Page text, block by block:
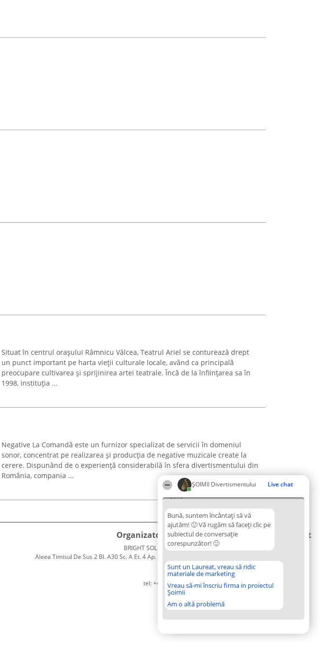
ŞOIMII Divertismentului Live chat
23:18
Bună, suntem încântați să vă
ajutăm! 🙂 Vă rugăm să faceți clic pe
subiectul de conversație
corespunzător! 🙂
Sunt un Laureat, vreau să ridic
materiale de marketing
Vreau să-mi înscriu firma in proiectul
Șoimii
Am o altă problemă
Situat în centrul orașului Râmnicu Vâlcea, Teatrul Ariel se conturează drept
un punct important pe harta vieții culturale locale, având ca principală
preocupare cultivarea și sprijinirea artei teatrale. Încă de la înființarea sa în
1998, instituția ...
Negative La Comandă este un furnizor specializat de servicii în domeniul
sonor, concentrat pe realizarea și producția de negative muzicale create la
cerere. Dispunând de o experiență considerabilă în sfera divertismentului din
România, compania ...
Organizator Ranking
BRIGHT SOLUTIONS BR SRL
Aleea Timisul De Sus 2 Bl. A30 Sc. A Et. 4 Ap. 13 Cod 061952
București
CUI 36737675
tel: +40 770 990 492
Plebiscyt
Tuturor
Laureaților
Reguli
confidențialitate
Contact